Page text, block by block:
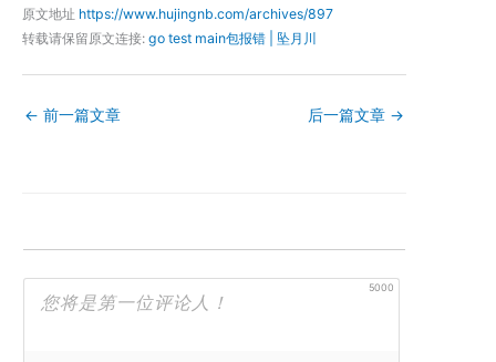
原文地址 https://www.hujingnb.com/archives/897
转载请保留原文连接: go test main包报错 | 坠月川
← 前一篇文章 后一篇文章 →
5000